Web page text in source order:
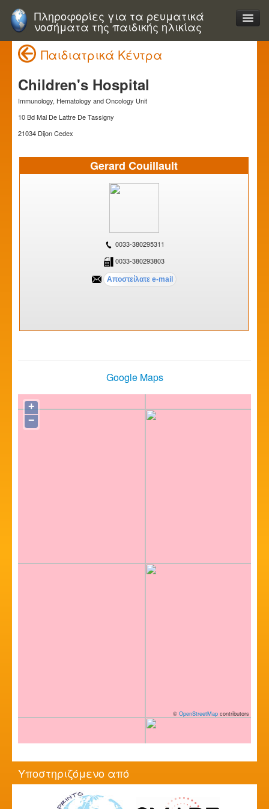
Πληροφορίες για τα ρευματικά
νοσήματα της παιδικής ηλικίας
Παιδιατρικά Κέντρα
Children's Hospital
Immunology, Hematology and Oncology Unit
10 Bd Mal De Lattre De Tassigny
21034 Dijon Cedex
Gerard Couillault
0033-380295311
0033-380293803
Google Maps
+
−
© OpenStreetMap contributors
Υποστηριζόμενο από